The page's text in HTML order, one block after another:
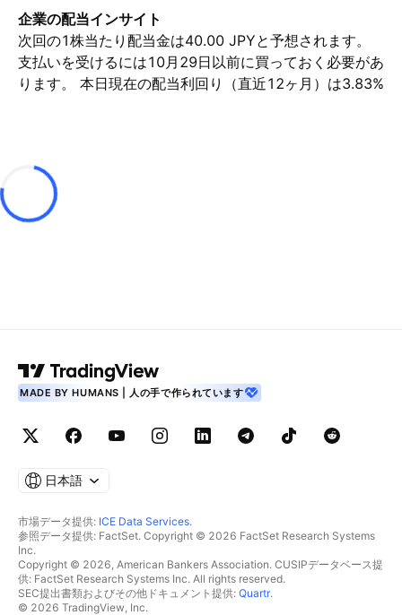
企業の配当インサイト
次回の1株当たり配当金は40.00 JPYと予想されます。
支払いを受けるには10月29日以前に買っておく必要があ
ります。 本日現在の配当利回り（直近12ヶ月）は3.83%
MADE BY HUMANS | 人の手で作られています
日本語
市場データ提供: ICE Data Services.
参照データ提供: FactSet. Copyright © 2026 FactSet Research Systems
Inc.
Copyright © 2026, American Bankers Association. CUSIPデータベース提
供: FactSet Research Systems Inc. All rights reserved.
SEC提出書類およびその他ドキュメント提供: Quartr.
© 2026 TradingView, Inc.